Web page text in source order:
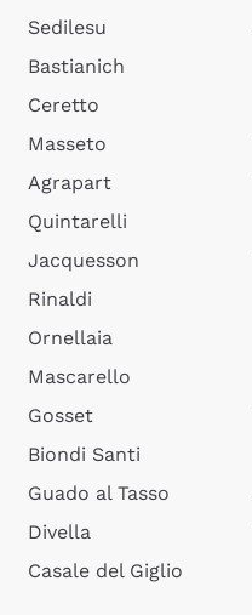
Sedilesu
Bastianich
Ceretto
Masseto
Agrapart
Quintarelli
Jacquesson
Rinaldi
Ornellaia
Mascarello
Gosset
Biondi Santi
Guado al Tasso
Divella
Casale del Giglio